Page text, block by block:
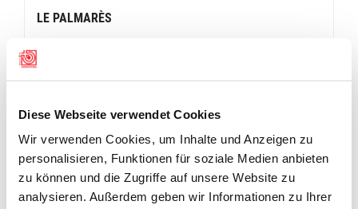
Diese Webseite verwendet Cookies
Wir verwenden Cookies, um Inhalte und Anzeigen zu
personalisieren, Funktionen für soziale Medien anbieten
zu können und die Zugriffe auf unsere Website zu
analysieren. Außerdem geben wir Informationen zu Ihrer
LE PALMARÈS
(97). 3. Thomas Häfeli (Salvenach-Jeuss) 88 (96).
4. Dylan Schmutz (Liebistorf) 86. 5. Yanick
Baeriswyl (St-Ours) 85 (88). 6. Fabien Gremaud
(La Tour-de-Trême/Sauthaux) 85 (87). 7. Sven
Riedo (St-Ours) 81. 8. José Raïs (Belfaux) 68. (66